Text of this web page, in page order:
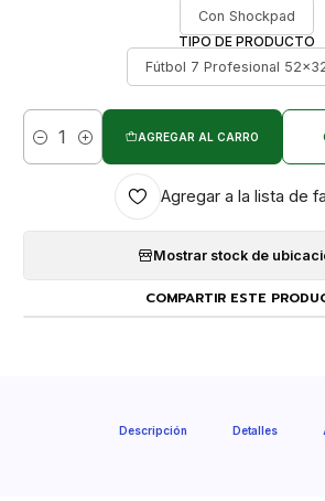
Con Shockpad
TIPO DE PRODUCTO
Fútbol 7 Profesional
Cantidad
AGREGAR AL CARRO
Agregar a la lista de
Mostrar stock de
COMPARTIR ESTE
Descripción Detalles